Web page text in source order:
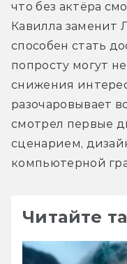
что без актёра
Кавилла заменит
способен стать
попросту могут
снижения
разочаровывает
смотрел первые
сценарием,
компьютерной
Читайте